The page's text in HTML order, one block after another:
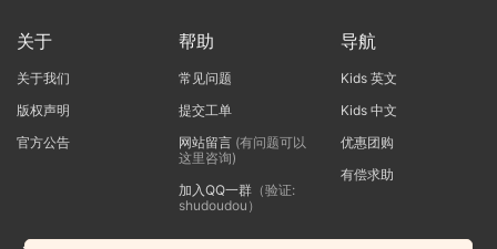
关于
关于我们
版权声明
官方公告
帮助
常见问题
提交工单
网站留言(有问题可以
这里咨询)
加入QQ一群（验证:
shudoudou）
导航
Kids 英文
Kids 中文
优惠团购
有偿求助